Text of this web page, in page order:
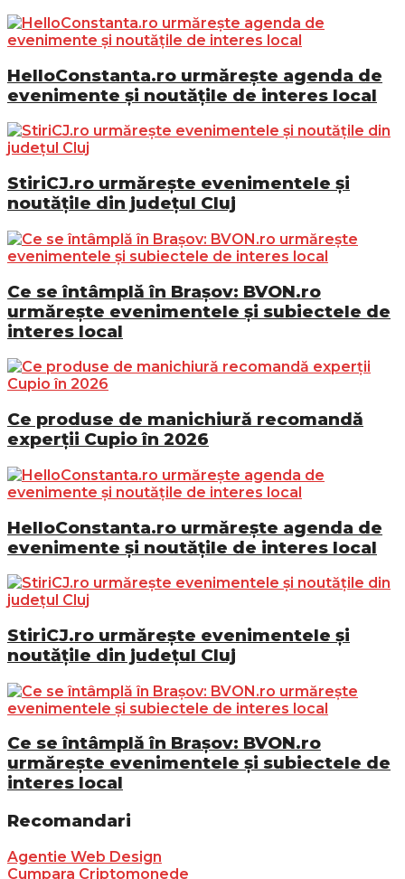
HelloConstanta.ro urmărește agenda de
evenimente și noutățile de interes local
StiriCJ.ro urmărește evenimentele și
noutățile din județul Cluj
Ce se întâmplă în Brașov: BVON.ro
urmărește evenimentele și subiectele de
interes local
Ce produse de manichiură recomandă
experții Cupio în 2026
HelloConstanta.ro urmărește agenda de
evenimente și noutățile de interes local
StiriCJ.ro urmărește evenimentele și
noutățile din județul Cluj
Ce se întâmplă în Brașov: BVON.ro
urmărește evenimentele și subiectele de
interes local
Recomandari
Agentie Web Design
Cumpara Criptomonede